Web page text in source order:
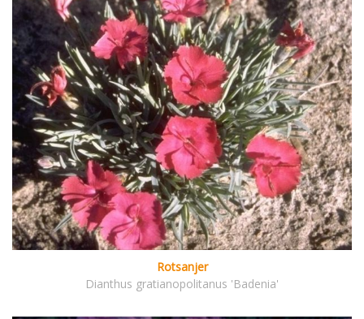
Rotsanjer
Dianthus gratianopolitanus 'Badenia'